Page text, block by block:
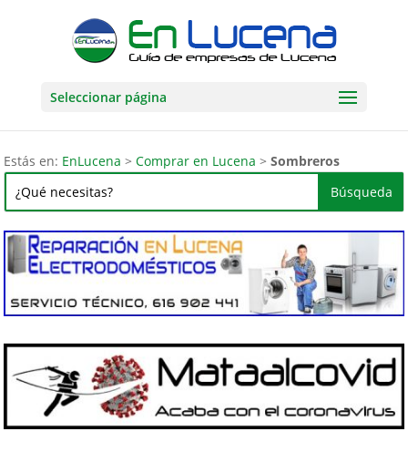
Seleccionar página
Estás en: EnLucena >Comprar en Lucena >Sombreros